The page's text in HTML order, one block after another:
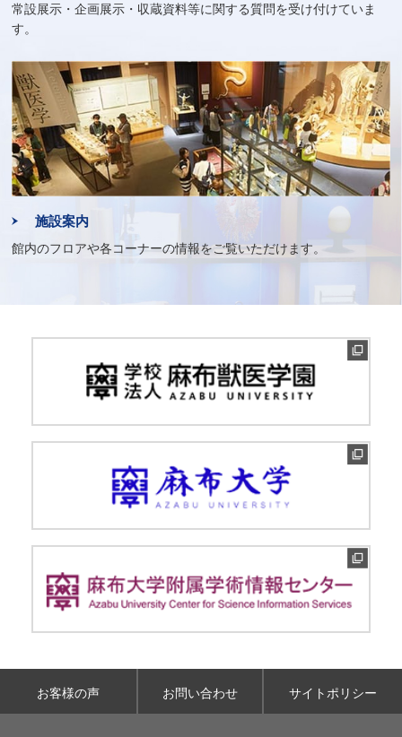
常設展示・企画展示・収蔵資料等に関する質問を受け付けていま
す。
施設案内
館内のフロアや各コーナーの情報をご覧いただけます。
お客様の声 お問い合わせ サイトポリシー